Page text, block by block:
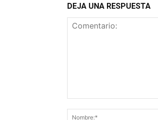
DEJA UNA RESPUESTA